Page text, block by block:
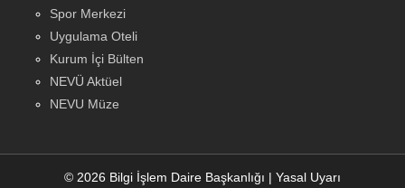
Spor Merkezi
Uygulama Oteli
Kurum İçi Bülten
NEVÜ Aktüel
NEVU Müze
© 2026 Bilgi İşlem Daire Başkanlığı | Yasal Uyarı